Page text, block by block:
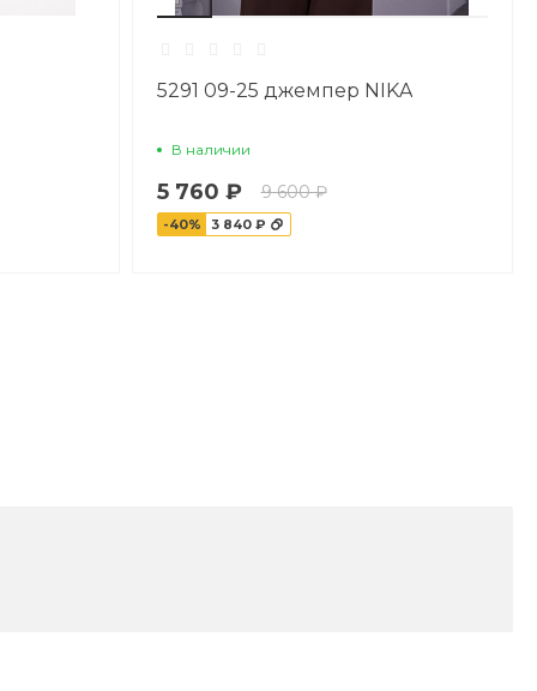
5291 09-25 джемпер NIKA
В наличии
5 760 ₽ 9 600 ₽
-40% 3 840 ₽